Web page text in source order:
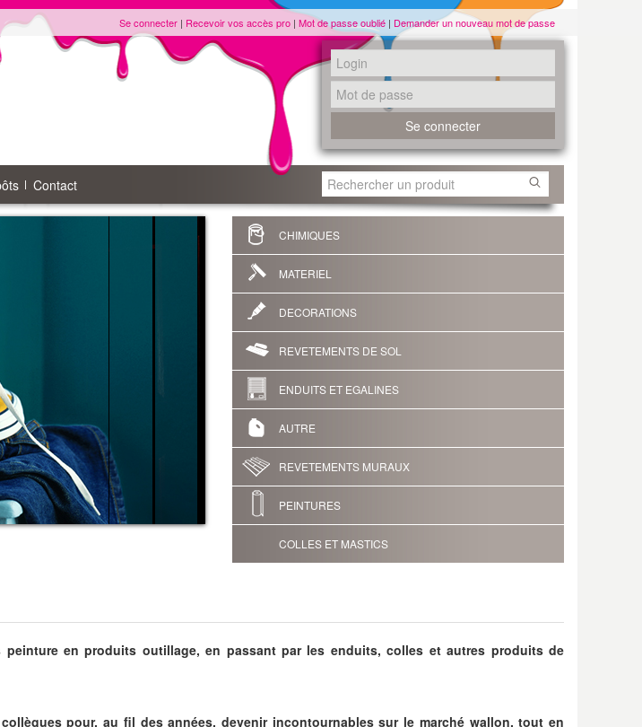
Se connecter | Recevoir vos accès pro | Mot de passe oublié | Demander un nouveau mot de passe
Contact
CHIMIQUES
MATERIEL
DECORATIONS
REVETEMENTS DE SOL
ENDUITS ET EGALINES
AUTRE
REVETEMENTS MURAUX
PEINTURES
COLLES ET MASTICS
en produits outillage, en passant par les enduits, colles et autres produits de
pour, au fil des années, devenir incontournables sur le marché wallon, tout en